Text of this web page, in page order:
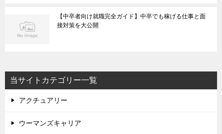
【中卒者向け就職完全ガイド】中卒でも稼げる仕事と面
接対策を大公開
当サイトカテゴリー一覧
アクチュアリー
ウーマンズキャリア